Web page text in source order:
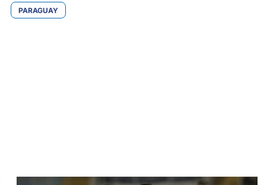
PARAGUAY